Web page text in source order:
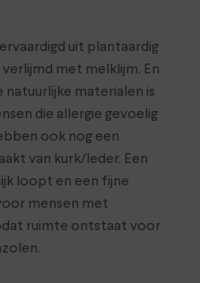
uit plantaardig
met melklijm. En
natuurlijke materialen is
die allergie gevoelig
ook nog een
van kurk/leder. Een
loopt en een fijne
mensen met
ruimte ontstaat voor